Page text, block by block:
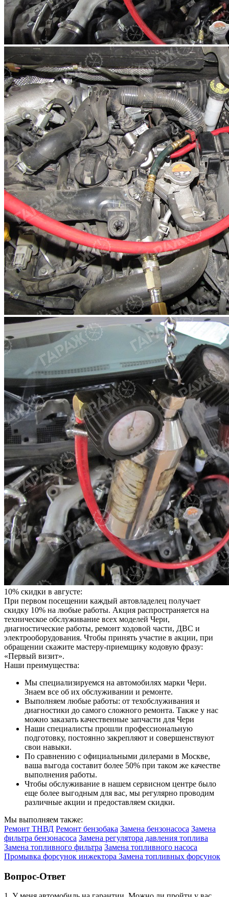
10% скидки в августе:
При первом посещении каждый автовладелец получает
скидку 10% на любые работы. Акция распространяется на
техническое обслуживание всех моделей Чери,
диагностические работы, ремонт ходовой части, ДВС и
электрооборудования. Чтобы принять участие в акции, при
обращении скажите мастеру-приемщику кодовую фразу:
«Первый визит».
Наши преимущества:
Мы специализируемся на автомобилях марки Чери.
Знаем все об их обслуживании и ремонте.
Выполняем любые работы: от техобслуживания и
диагностики до самого сложного ремонта. Также у нас
можно заказать качественные запчасти для Чери
Наши специалисты прошли профессиональную
подготовку, постоянно закрепляют и совершенствуют
свои навыки.
По сравнению с официальными дилерами в Москве,
ваша выгода составит более 50% при таком же качестве
выполнения работы.
Чтобы обслуживание в нашем сервисном центре было
еще более выгодным для вас, мы регулярно проводим
различные акции и предоставляем скидки.
Мы выполняем также:
Ремонт ТНВД Ремонт бензобака Замена бензонасоса Замена
фильтра бензонасоса Замена регулятора давления топлива
Замена топливного фильтра Замена топливного насоса
Промывка форсунок инжектора Замена топливных форсунок
Вопрос-Ответ